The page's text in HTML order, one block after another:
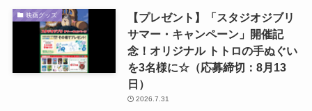
映画グッズ
【プレゼント】「スタジオジブリ
サマー・キャンペーン」開催記
念！オリジナル トトロの手ぬぐい
を3名様に☆（応募締切：8月13
日）
2026.7.31